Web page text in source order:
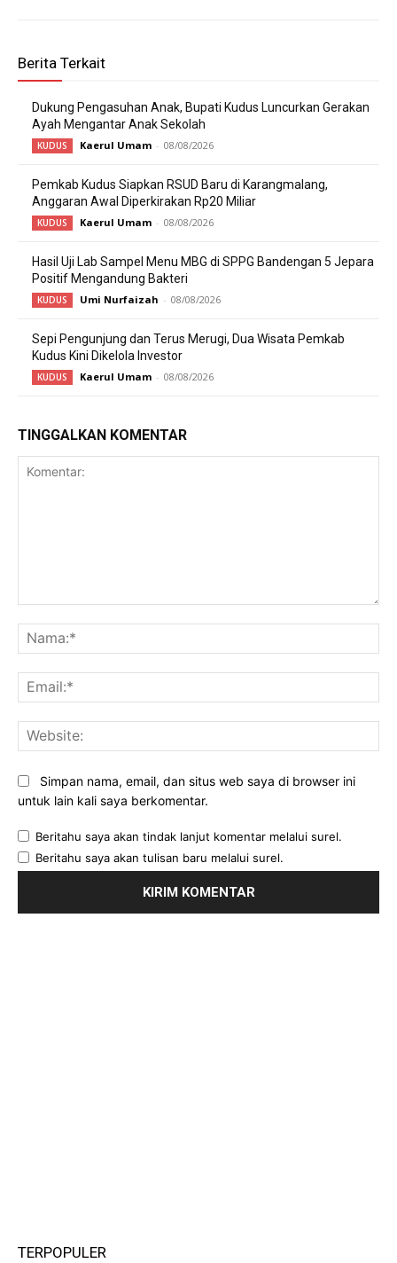
Berita Terkait
Dukung Pengasuhan Anak, Bupati Kudus Luncurkan Gerakan
Ayah Mengantar Anak Sekolah
KUDUS Kaerul Umam - 08/08/2026
Pemkab Kudus Siapkan RSUD Baru di Karangmalang,
Anggaran Awal Diperkirakan Rp20 Miliar
KUDUS Kaerul Umam - 08/08/2026
Hasil Uji Lab Sampel Menu MBG di SPPG Bandengan 5 Jepara
Positif Mengandung Bakteri
KUDUS Umi Nurfaizah - 08/08/2026
Sepi Pengunjung dan Terus Merugi, Dua Wisata Pemkab
Kudus Kini Dikelola Investor
KUDUS Kaerul Umam - 08/08/2026
TINGGALKAN KOMENTAR
Simpan nama, email, dan situs web saya di browser ini
untuk lain kali saya berkomentar.
Beritahu saya akan tindak lanjut komentar melalui surel.
Beritahu saya akan tulisan baru melalui surel.
TERPOPULER